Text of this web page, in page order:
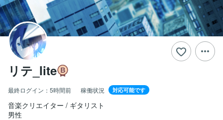
リテ_lite
最終ログイン： 5時間前 稼働状況 対応可能です
音楽クリエイター / ギタリスト
男性